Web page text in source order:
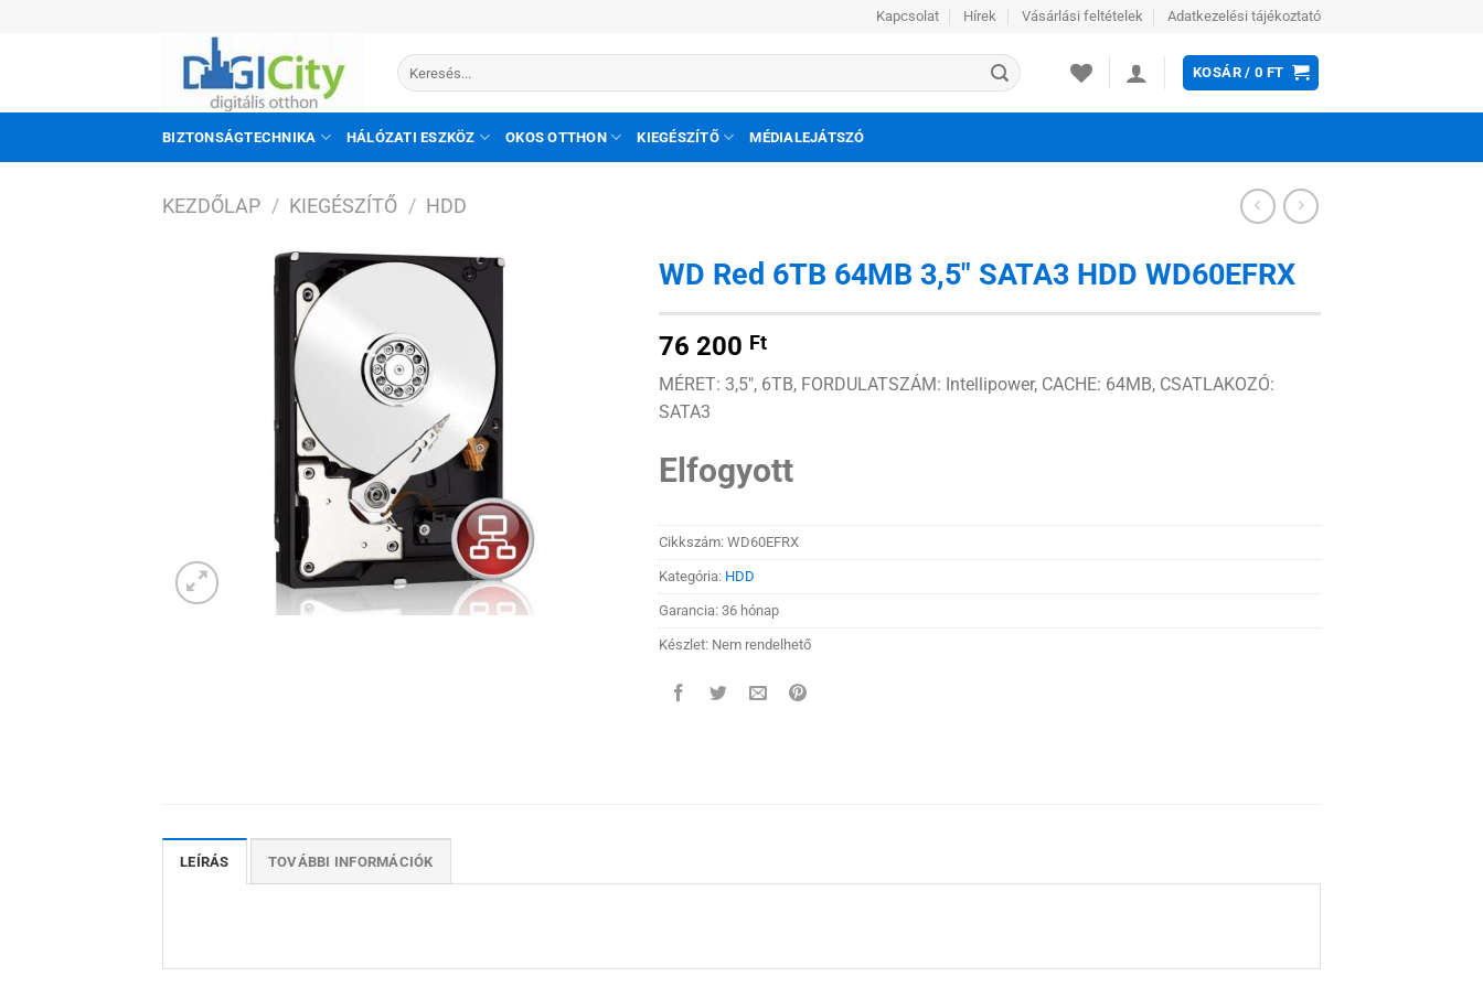
Kapcsolat Hírek Vásárlási feltételek Adatkezelési tájékoztató
Keresés
a
KOSÁR /0 FT
BIZTONSÁGTECHNIKA HÁLÓZATI ESZKÖZ OKOS OTTHON KIEGÉSZÍTŐ MÉDIALEJÁTSZÓ
KEZDŐLAP / KIEGÉSZÍTŐ / HDD
kívánságlistához
WD Red 6TB 64MB 3,5″ SATA3 HDD WD60EFRX
76 200 Ft
MÉRET: 3,5″, 6TB, FORDULATSZÁM: Intellipower, CACHE: 64MB, CSATLAKOZÓ:
SATA3
Elfogyott
Cikkszám: WD60EFRX
Kategória: HDD
Garancia: 36 hónap
Készlet: Nem rendelhető
LEÍRÁS TOVÁBBI INFORMÁCIÓK